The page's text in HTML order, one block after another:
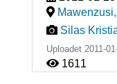
Mawenzusi,
Silas
Uploadet 2011-
1611